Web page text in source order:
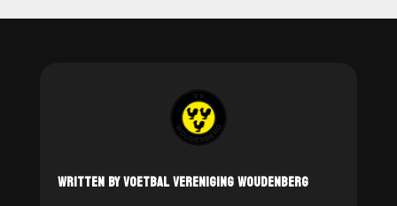
WRITTEN BY VOETBAL VERENIGING WOUDENBERG